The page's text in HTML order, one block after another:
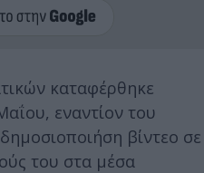
καταφέρθηκε
εναντίον του
βίντεο σε
του στα μέσα